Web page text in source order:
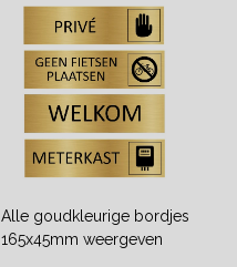
Alle goudkleurige bordjes
165x45mm weergeven